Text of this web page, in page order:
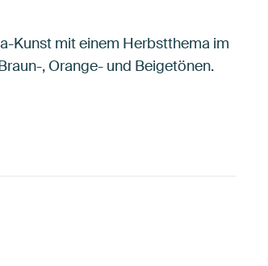
Kunst mit einem Herbstthema im
, Orange- und Beigetönen.